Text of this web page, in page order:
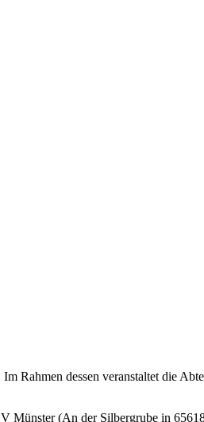
Rahmen dessen veranstaltet die
Münster (An der Silbergrube in